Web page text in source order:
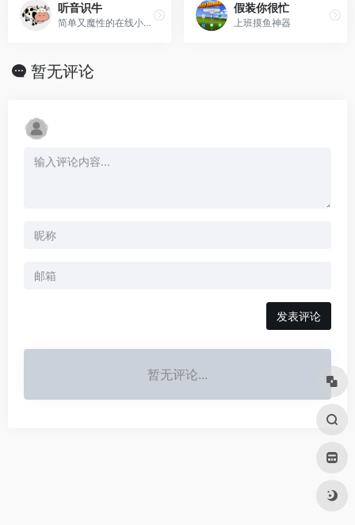
听音识牛
简单又魔性的在线小游戏
假装你很忙
上班摸鱼神器
暂无评论
发表评论
暂无评论...